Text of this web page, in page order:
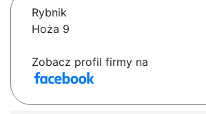
Rybnik
Hoża 9
Zobacz profil firmy na